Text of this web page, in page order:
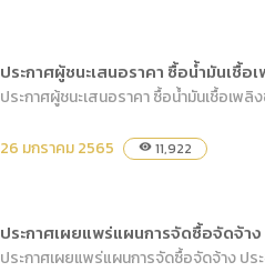
ประกาศผู้ชนะเสนอราคา ซื้อน้ำมันเชื้อ
ประกาศผู้ชนะเสนอราคา ซื้อน้ำมันเชื้อเพลิ
26 มกราคม 2565 visibility 11,922
ประกาศเผยแพร่แผนการจัดซื้อจัดจ้าง
ประกาศเผยแพร่แผนการจัดซื้อจัดจ้าง ปร